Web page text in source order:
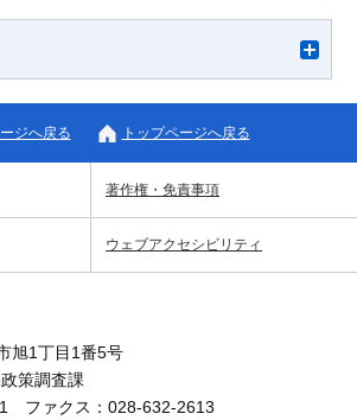
ジへ戻る トップページへ戻る
著作権・免責事項
ウェブアクセシビリティ
旭1丁目1番5号
策調査課
ファクス：028-632-2613